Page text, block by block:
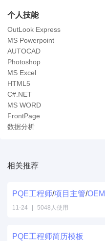
个人技能
OutLook Express
MS Powerpoint
AUTOCAD
Photoshop
MS Excel
HTML5
C#.NET
MS WORD
FrontPage
数据分析
相关推荐
PQE工程师/项目 主管/OEM
11-24 5048人使用
PQE工程师简历模板